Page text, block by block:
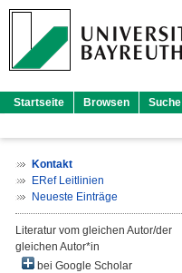
Startseite Browsen Suche
Kontakt
ERef Leitlinien
Neueste Einträge
Literatur vom gleichen Autor/der
gleichen Autor*in
bei Google Scholar